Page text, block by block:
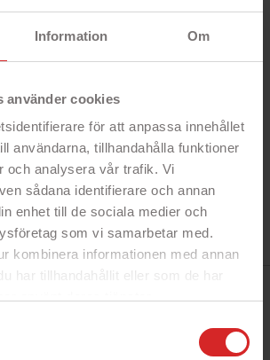
Information Om
använder cookies
för att anpassa innehållet
användarna, tillhandahålla funktioner
och analysera vår trafik. Vi
sådana identifierare och annan
enhet till de sociala medier och
som vi samarbetar med.
kombinera informationen med annan
har tillhandahållit eller som de har
Snabb
leverans
14 dagar öppet
köp